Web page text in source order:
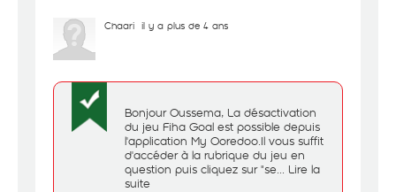
Chaari il y a plus de 4 ans
Bonjour Oussema, La désactivation
du jeu Fiha Goal est possible depuis
l'application My Ooredoo.Il vous suffit
d'accéder à la rubrique du jeu en
question puis cliquez sur "se... Lire la
suite